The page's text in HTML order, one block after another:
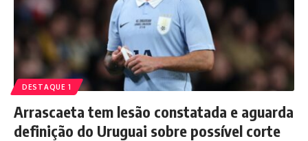
DESTAQUE 1
Arrascaeta tem lesão constatada e aguarda
definição do Uruguai sobre possível corte